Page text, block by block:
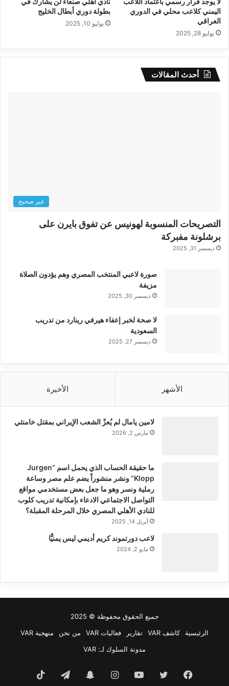
اليمني كلاعب محلي في الدوري
العراقي
يوليو 28, 2025
بطولة دوري أبطال الخليج
يوليو 10, 2025
أحدث المقالات
غير صحيح
التصريحات المنسوبة لهونيس عن تفوق بايرن على
برشلونة مفبركة
ديسمبر 31, 2025
صورة لاعبي المنتخب المصري وهم يؤدون الصلاة
مزيفة
ديسمبر 30, 2025
لا صحة لخبر إعفاء هيرفي رينارد من تدريب
السعودية
ديسمبر 27, 2025
الأشهر الأخيرة
لامين يامال لم يُعزّ الشعب الإيراني بمقتل خامنئي
مارس 2, 2026
ما حقيقة الحساب الذي يحمل اسم “Jurgen
Klopp” ونشر منشوراً يضم علم مصر وساعة
رملية ونسر وهو ما جعل بعض مستخدمي مواقع
التواصل الاجتماعي الادعاء بإمكانية تدريب كلوب
للنادي الأهلي المصري خلال المرحلة المقبلة؟
أبريل 14, 2025
لاعب دورتموند كريم أديمي ليس يمنيًّا
مايو 2, 2024
جميع الحقوق محفوظة © 2025
الرئيسية
كاشف VAR تقارير فعاليات VAR من نحن
منهجية VAR
مدونة السلوك لـ: VAR
فيسبوك تويتر يوتيوبانستقرامسناب تيلقرام